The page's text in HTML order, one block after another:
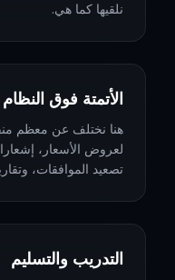
نلقيها كما هي.
الأتمتة فوق النظام
هنا نختلف عن معظم
تصعيد الموافقات،
التدريب والتسليم